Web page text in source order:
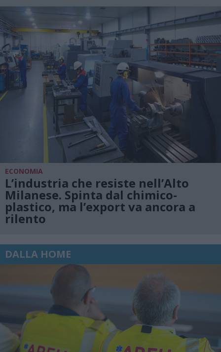
ECONOMIA
L’industria che resiste nell’Alto
Milanese. Spinta dal chimico-
plastico, ma l’export va ancora a
rilento
DALLA HOME